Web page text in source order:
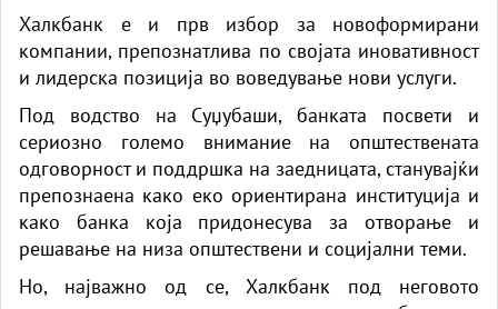
Халкбанк е и прв избор за новоформирани
компании, препознатлива по својата иновативност
и лидерска позиција во воведување нови услуги.
Под водство на Суџубаши, банката посвети и
сериозно големо внимание на општествената
одговорност и поддршка на заедницата, станувајќи
препознаена како еко ориентирана институција и
како банка која придонесува за отворање и
решавање на низа општествени и социјални теми.
Но, најважно од се, Халкбанк под неговото